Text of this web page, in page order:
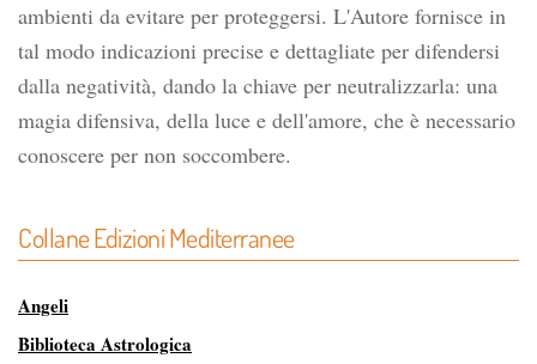
ambienti da evitare per proteggersi. L'Autore fornisce in
tal modo indicazioni precise e dettagliate per difendersi
dalla negatività, dando la chiave per neutralizzarla: una
magia difensiva, della luce e dell'amore, che è necessario
conoscere per non soccombere.
Collane Edizioni Mediterranee
Angeli
Biblioteca Astrologica